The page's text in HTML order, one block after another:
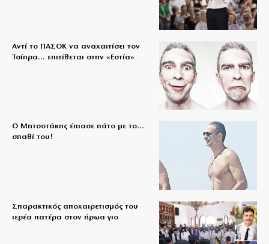
Αντί το ΠΑΣΟΚ να αναχαιτίσει τον
Τσίπρα… επιτίθεται στην «Εστία»
Ο Μητσοτάκης έπιασε πάτο με το…
σπαθί του!
Σπαρακτικός αποχαιρετισμός του
ιερέα πατέρα στον ήρωα γιο